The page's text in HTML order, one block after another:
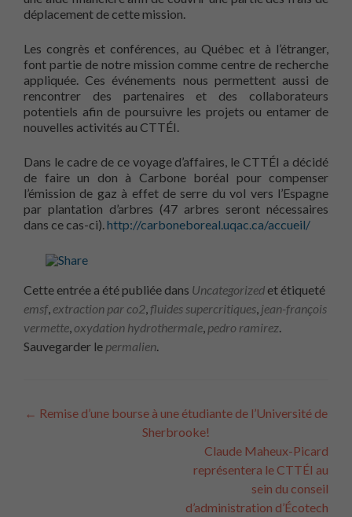
déplacement de cette mission.
Les congrès et conférences, au Québec et à l’étranger,
font partie de notre mission comme centre de recherche
appliquée. Ces événements nous permettent aussi de
rencontrer des partenaires et des collaborateurs
potentiels afin de poursuivre les projets ou entamer de
nouvelles activités au CTTÉI.
Dans le cadre de ce voyage d’affaires, le CTTÉI a décidé
de faire un don à Carbone boréal pour compenser
l’émission de gaz à effet de serre du vol vers l’Espagne
par plantation d’arbres (47 arbres seront nécessaires
dans ce cas-ci).http://carboneboreal.uqac.ca/accueil/
Cette entrée a été publiée dans Uncategorized et étiqueté
emsf,extraction par co2, fluides supercritiques, jean-françois
vermette,oxydation hydrothermale, pedro ramirez.
Sauvegarder le permalien.
Navigation
← Remise d’une bourse à une étudiante de l’Université de
Sherbrooke!
Claude Maheux-Picard
représentera le CTTÉI au
sein du conseil
d’administration d’Écotech